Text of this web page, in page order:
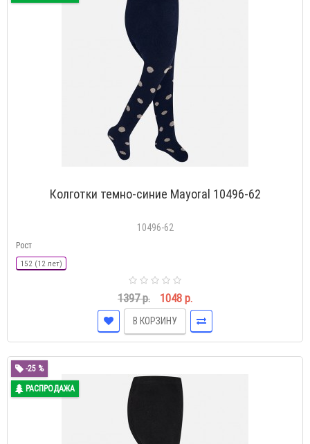
Колготки темно-синие Mayoral 10496-62
10496-62
Рост
152 (12 лет)
1397 р. 1048 р.
В КОРЗИНУ
-25 %
РАСПРОДАЖА